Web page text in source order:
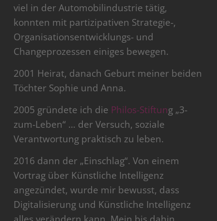
viel in der Automobilindustrie tätig,
konnten mit partizipativen Strategie-,
Organisationsentwicklungs- und
Changeprozessen einiges bewegen.
2001 Heirat, danach Geburt meiner beiden
Töchter Sophie und Anna.
2005 gründete ich die Philos-Stiftung „3-
zum-Leben“ … der Versuch, soziale
Verantwortung praktisch zu leben.
2016 dann der „Einschlag“. Von einem
Vortrag über Künstliche Intelligenz
angezündet, wurde mir bewusst, dass
Digitalisierung und Künstliche Intelligenz